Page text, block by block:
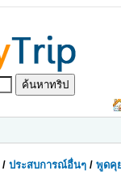
/ประสบการณ์อื่นๆ /พูดคุ